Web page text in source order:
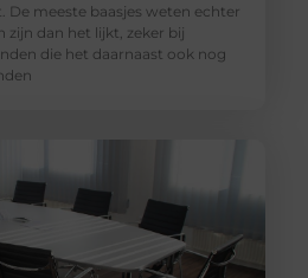
De meeste baasjes weten echter
zijn dan het lijkt, zeker bij
die het daarnaast ook nog